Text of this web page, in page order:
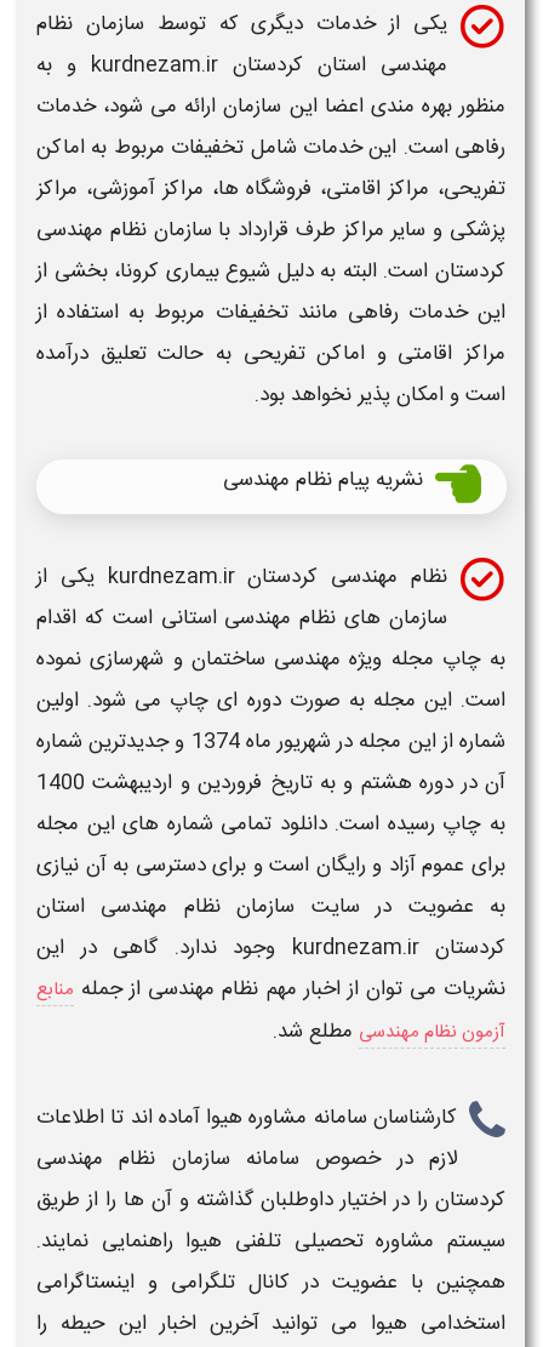
یکی از خدمات دیگری که توسط سازمان نظام
مهندسی استان کردستان kurdnezam.ir
و به
منظور بهره مندی اعضا این سازمان ارائه می شود، خدمات
رفاهی است. این خدمات شامل تخفیفات مربوط به اماکن
تفریحی، مراکز اقامتی، فروشگاه ها، مراکز آموزشی، مراکز
پزشکی و سایر مراکز طرف قرارداد با سازمان نظام مهندسی
کردستان است. البته به دلیل شیوع بیماری کرونا، بخشی از
این خدمات رفاهی مانند تخفیفات مربوط به استفاده از
مراکز اقامتی و اماکن تفریحی به حالت تعلیق درآمده
است و امکان پذیر نخواهد بود.
نشریه پیام نظام مهندسی
نظام مهندسی کردستان kurdnezam.ir
یکی از
سازمان های نظام مهندسی استانی است که اقدام
به چاپ مجله ویژه مهندسی ساختمان و شهرسازی نموده
است. این مجله به صورت دوره ای چاپ می شود. اولین
شماره از این مجله در شهریور ماه 1374 و جدیدترین شماره
آن در دوره هشتم و به تاریخ فروردین و اردیبهشت 1400
به چاپ رسیده است. دانلود تمامی شماره های این مجله
برای عموم آزاد و رایگان است و برای دسترسی به آن نیازی
به عضویت در سایت سازمان نظام مهندسی استان
کردستان kurdnezam.ir
وجود ندارد. گاهی در این
نشریات می توان از اخبار مهم نظام مهندسی از جمله منابع
آزمون نظام مهندسی مطلع شد.
کارشناسان سامانه مشاوره هیواآماده اند تا اطلاعات
لازم در خصوص سامانه سازمان نظام مهندسی
کردستان را در اختیار داوطلبان گذاشته و آن ها را از طریق
سیستم مشاوره تحصیلی تلفنی هیوا راهنمایی نمایند.
همچنین با عضویت در کانال تلگرامی و اینستاگرامی
استخدامی هیوا می توانید آخرین اخبار این حیطه را